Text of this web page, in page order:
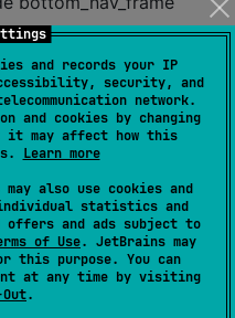
and records your IP
security, and
network.
and cookies by changing
it may affect how this
Learn more
also use cookies and
statistics and
offers and ads subject to
of Use. JetBrains may
this purpose. You can
at any time by visiting
.
apk/
"match_parent" android
bottomNav" layout
loader" layout ="
pour le theming :